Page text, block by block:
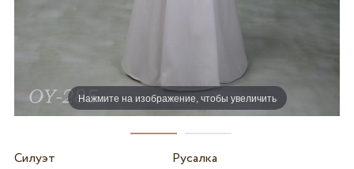
Нажмите на изображение, чтобы увеличить
Силуэт
Русалка